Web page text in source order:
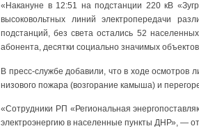
«Накануне в 12:51 на подстанции 220 кВ
высоковольтных линий электропередачи
подстанций, без света остались 52
абонента, десятки социально значимых
В пресс-службе добавили, что в ходе
низового пожара (возгорание камыша) и
«Сотрудники РП «Региональная
электроэнергию в населенные пункты ДНР», —